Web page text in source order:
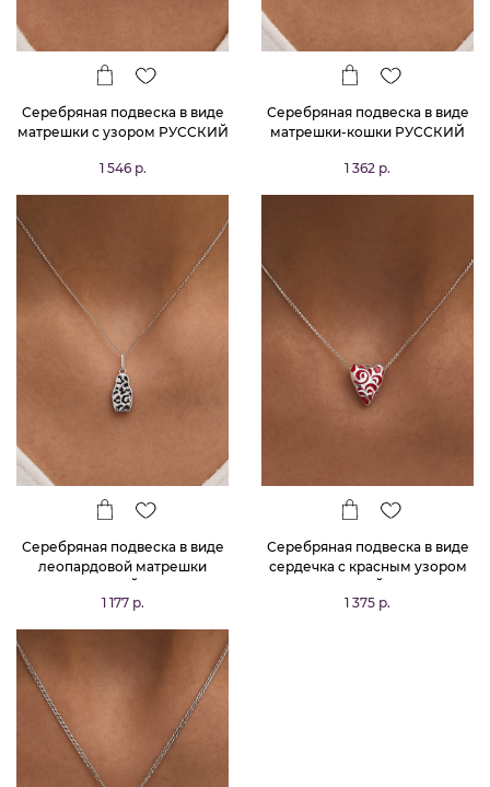
Серебряная подвеска в виде
матрешки с узором РУССКИЙ
1 546 р.
Серебряная подвеска в виде
матрешки-кошки РУССКИЙ
1 362 р.
Серебряная подвеска в виде
леопардовой матрешки
1 177 р.
Серебряная подвеска в виде
сердечка с красным узором
1 375 р.